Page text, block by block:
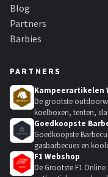
Blog
Partners
Barbies
PARTNERS
Kampeerartikelen
De grootste
koelboxen, tenten,
Goedkoopste
Goedkoopste
gasbarbecues en
F1 Webshop
De Grootste F1